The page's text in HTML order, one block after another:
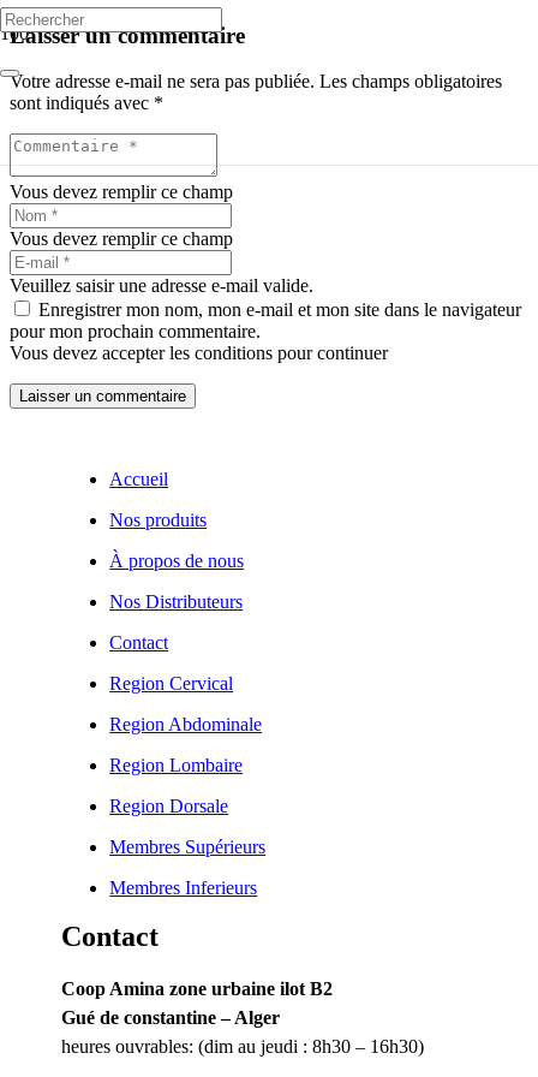
Laisser un commentaire
Votre adresse e-mail ne sera pas publiée. Les champs obligatoires
sont indiqués avec *
Vous devez remplir ce champ
Vous devez remplir ce champ
Veuillez saisir une adresse e-mail valide.
Enregistrer mon nom, mon e-mail et mon site dans le navigateur
pour mon prochain commentaire.
Vous devez accepter les conditions pour continuer
Laisser un commentaire
Accueil
Nos produits
À propos de nous
Nos Distributeurs
Contact
Region Cervical
Region Abdominale
Region Lombaire
Region Dorsale
Membres Supérieurs
Membres Inferieurs
Contact
Coop Amina zone urbaine ilot B2
Gué de constantine – Alger
heures ouvrables: (dim au jeudi : 8h30 – 16h30)